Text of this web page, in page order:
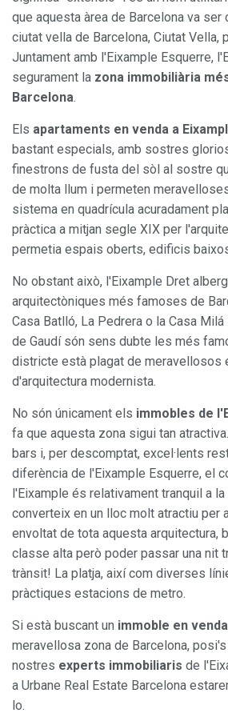
que aquesta àrea de Barcelona va ser
ciutat vella de Barcelona, Ciutat Vella,
Juntament amb l'Eixample Esquerre,
segurament la zona immobiliària
Barcelona.
Els apartaments en venda a
bastant especials, amb sostres
finestrons de fusta del sòl al sostre
de molta llum i permeten
sistema en quadrícula acuradament
pràctica a mitjan segle XIX per
permetia espais oberts, edificis
No obstant això, l'Eixample Dret
arquitectòniques més famoses de
Casa Batlló, La Pedrera o la Casa
de Gaudí són sens dubte les més
districte està plagat de meravellosos
d'arquitectura modernista.
No són únicament els immobles de
fa que aquesta zona sigui tan
bars i, per descomptat, excel·lents
diferència de l'Eixample Esquerre, el
l'Eixample és relativament tranquil a
converteix en un lloc molt atractiu per
envoltat de tota aquesta arquitectura,
classe alta però poder passar una nit
trànsit! La platja, així com diverses
pràctiques estacions de metro.
Si està buscant un immoble en venda
meravellosa zona de Barcelona,
nostres experts immobiliaris de
a Urbane Real Estate Barcelona
lo.
l'usuari per millorar la qualitat dels
una millor experiència a través de
Marketing i publicitat
Aquestes cookies són utilitzades per
informació sobre les preferències i les
hàbits de navegació. Gràcies a elles,
hàbits de navegació al lloc web i
relacionada amb el perfil de